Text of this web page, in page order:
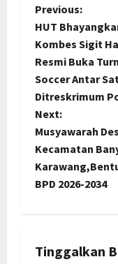
P
o
s
t
n
a
v
g
Previous:
HUT
Kombes Sigit
Resmi Buka
Soccer Antar
Ditreskrimum
Next:
Musyawarah
Kecamatan
BPD 2026-2034
Tinggalkan